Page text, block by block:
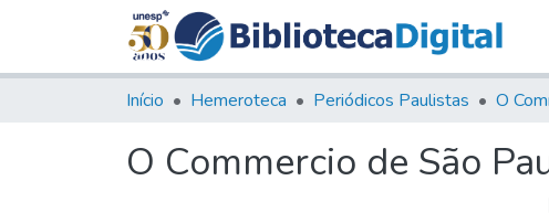
Início Hemeroteca Periódicos Paulistas O
O Commercio de São